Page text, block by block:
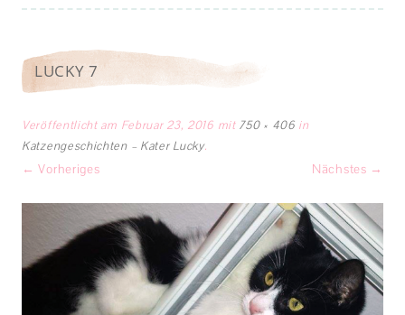
springen
LUCKY 7
Veröffentlicht am Februar 23, 2016 mit 750 × 406 in
Katzengeschichten – Kater Lucky.
← Vorheriges Nächstes →